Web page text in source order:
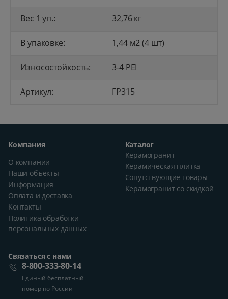
Вес 1 уп.: 32,76 кг
В упаковке: 1,44 м2 (4 шт)
Износостойкость: 3-4 PEI
Артикул: ГР315
Компания
О компании
Наши объекты
Информация
Оплата и доставка
Контакты
Политика обработки
персональных данных
Каталог
Керамогранит
Керамическая плитка
Сопутствующие товары
Керамогранит со скидкой
Связаться с нами
8-800-333-80-14
Единый бесплатный
номер по России